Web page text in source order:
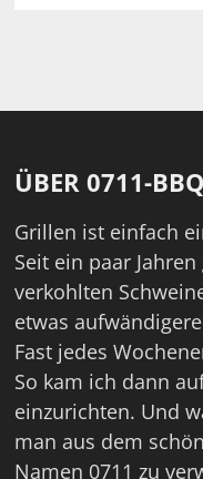
ÜBER 0711-BBQ
Grillen ist einfach
Seit ein paar
verkohlten
etwas
Fast jedes
So kam ich dann
einzurichten. Und
man aus dem
Namen 0711 zu